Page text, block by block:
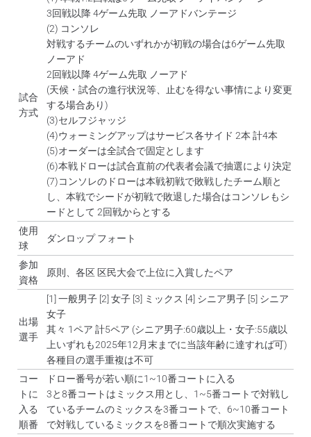
試合
方式
3回戦以降 4ゲーム先取 ノーアドバンテージ
(2) コンソレ
対戦するチームのいずれかが初戦の場合は6ゲーム先取
ノーアド
2回戦以降 4ゲーム先取 ノーアド
(天候・試合の進行状況等、止むを得ない事情により変更
する場合あり)
(3)セルフジャッジ
(4)ウォーミングアップはサービス各サイド 2本 計4本
(5)オーダーは全試合で固定とします
(6)本戦ドローは試合直前の代表者会議で抽選により決定
(7)コンソレのドローは本戦初戦で敗戦したチーム順と
し、本戦でシードが初戦で敗退した場合はコンソレもシ
ードとして 2回戦からとする
使用
球
ダンロップ フォート
参加
資格
原則、各区 区民大会で上位に入賞したペア
出場
選手
[1] 一般男子 [2] 女子 [3] ミックス [4] シニア男子 [5] シニア
女子
其々 1ペア 計5ペア (シニア男子:60歳以上・女子:55歳以
上いずれも2025年12月末までに当該年齢に達すれば可)
各種目の選手重複は不可
コー
トに
入る
順番
ドロー番号が若い順に1~10番コートに入る
3と8番コートはミックス用とし、1~5番コートで対戦し
ているチームのミックスを3番コートで、6~10番コート
で対戦しているミックスを8番コートで順次実施する